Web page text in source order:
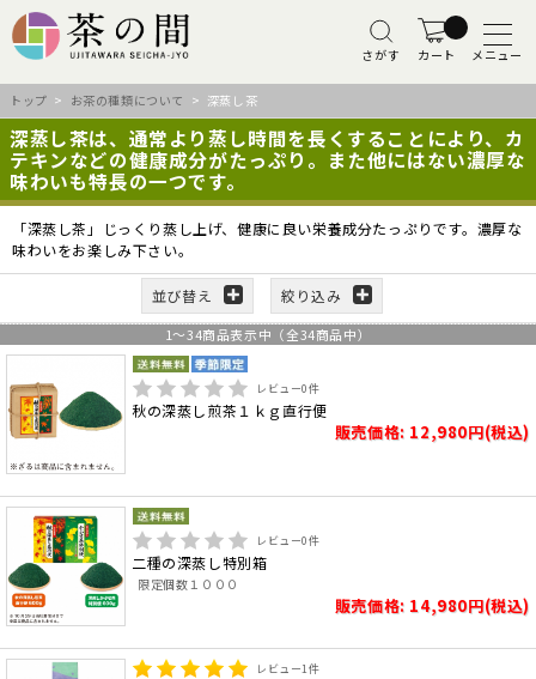
さがす カート メニュー
トップ > お茶の種類について > 深蒸し茶
深蒸し茶は、通常より蒸し時間を長くすることにより、カ
テキンなどの健康成分がたっぷり。また他にはない濃厚な
味わいも特長の一つです。
「深蒸し茶」じっくり蒸し上げ、健康に良い栄養成分たっぷりです。濃厚な
味わいをお楽しみ下さい。
並び替え 絞り込み
1～34商品表示中（全34商品中）
レビュー0件
秋の深蒸し煎茶１ｋｇ直行便
販売価格: 12,980円(税込)
レビュー0件
二種の深蒸し特別箱
限定個数１０００
販売価格: 14,980円(税込)
レビュー1件